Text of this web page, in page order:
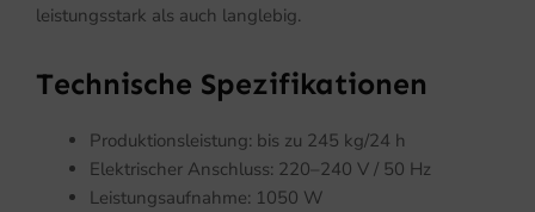
leistungsstark als auch langlebig.
Technische Spezifikationen
Produktionsleistung: bis zu 245 kg/24 h
Elektrischer Anschluss: 220–240 V / 50 Hz
Leistungsaufnahme: 1050 W